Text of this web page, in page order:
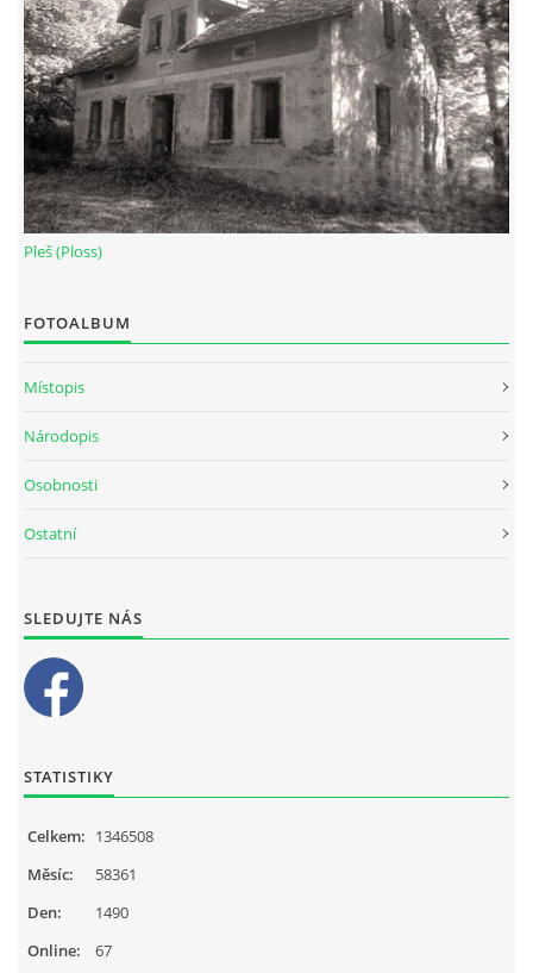
Pleš (Ploss)
FOTOALBUM
Místopis
Národopis
Osobnosti
Ostatní
SLEDUJTE NÁS
STATISTIKY
Online: 67
Celkem: 1346508
Měsíc:
58361
Den:
1490